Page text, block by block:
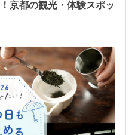
京都の観光・体験スポッ